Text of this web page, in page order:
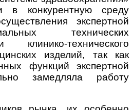
в конкурентную среду
экспертной
технических
технического
изделий, так как
функций экспертной
замедляла работу